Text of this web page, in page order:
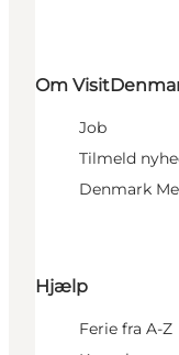
Om
Job
Tilmeld
Denmark
Hjælp
Ferie fra A-Z